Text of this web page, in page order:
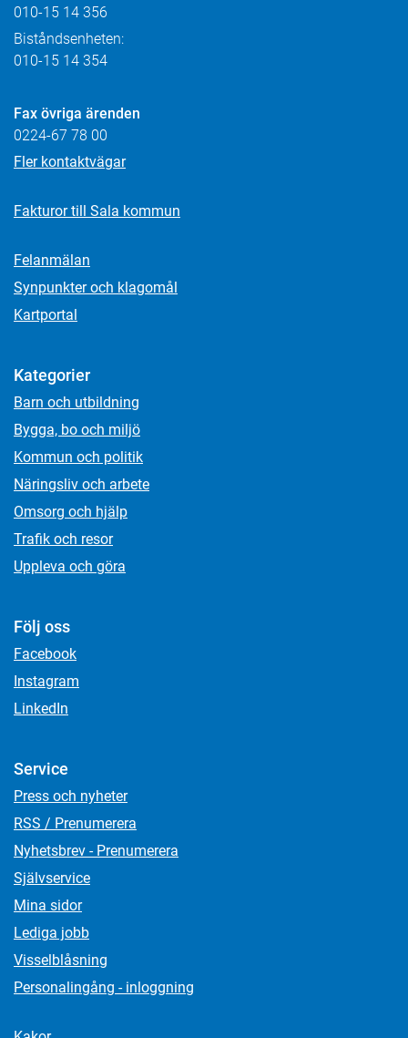
010-15 14 356
Biståndsenheten:
010-15 14 354
Fax övriga ärenden
0224-67 78 00
Fler kontaktvägar
Fakturor till Sala kommun
Felanmälan
Synpunkter och klagomål
Kartportal
Kategorier
Barn och utbildning
Bygga, bo och miljö
Kommun och politik
Näringsliv och arbete
Omsorg och hjälp
Trafik och resor
Uppleva och göra
Följ oss
Facebook
Instagram
LinkedIn
Service
Press och nyheter
RSS / Prenumerera
Nyhetsbrev - Prenumerera
Självservice
Mina sidor
Lediga jobb
Visselblåsning
Personalingång - inloggning